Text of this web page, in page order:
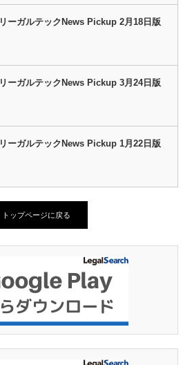
リーガルテックNews Pickup 2月18日版
リーガルテックNews Pickup 3月24日版
リーガルテックNews Pickup 1月22日版
トップページに戻る